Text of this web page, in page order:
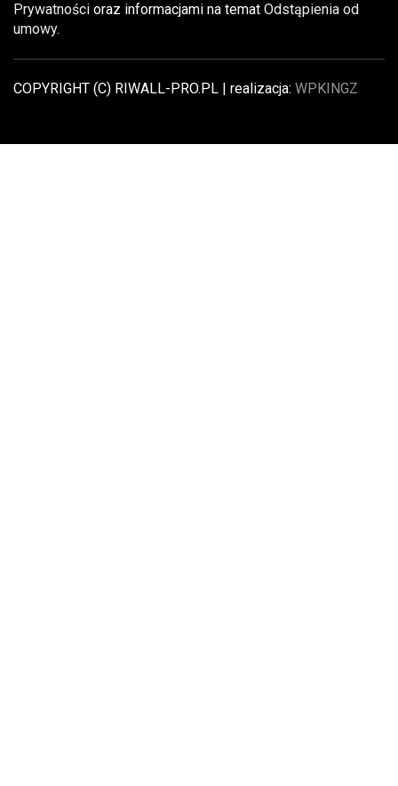
Prywatności oraz informacjami na temat Odstąpienia od
umowy.
COPYRIGHT (C) RIWALL-PRO.PL | realizacja: WPKINGZ